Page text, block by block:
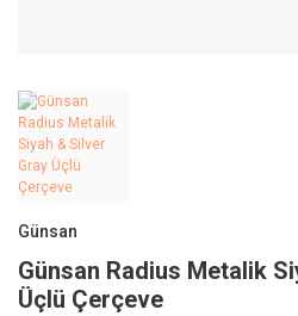
Günsan
Günsan Radius Metalik
Üçlü Çerçeve